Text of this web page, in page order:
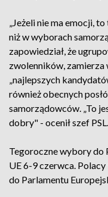
„Jeżeli nie ma emocji,
niż w wyborach
zapowiedział, że
zwolenników,
„najlepszych
również obecnych
samorządowców. „To
dobry" - ocenił szef PSL.
Tegoroczne wybory do
UE 6-9 czerwca.
do Parlamentu